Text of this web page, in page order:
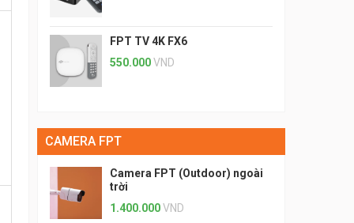
FPT TV 4K FX6
550.000VND
CAMERA FPT
Camera FPT (Outdoor) ngoài
trời
1.400.000VND